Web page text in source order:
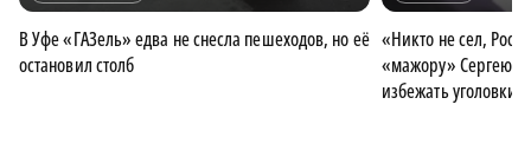
В Уфе «ГАЗель» едва не снесла пешеходов, но её
остановил столб
«Никто не сел,
«мажору» Сергею
избежать уголовки